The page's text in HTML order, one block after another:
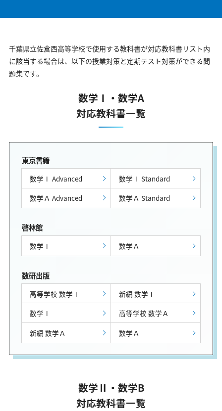
千葉県立佐倉西高等学校で使用する教科書が対応教科書リスト内
に該当する場合は、以下の授業対策と定期テスト対策ができる問
題集です。
数学Ⅰ・数学A
対応教科書一覧
東京書籍
数学Ⅰ Advanced
数学Ⅰ Standard
数学Ａ Advanced
数学Ａ Standard
啓林館
数学Ⅰ 数学Ａ
数研出版
高等学校 数学Ⅰ
新編 数学Ⅰ
数学Ⅰ
高等学校 数学Ａ
新編 数学Ａ
数学Ａ
数学Ⅱ・数学B
対応教科書一覧